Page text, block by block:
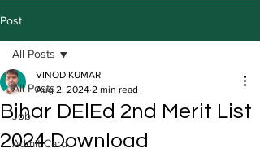
Post
All Posts
Job
Admit Card
All Posts
Bihar DElEd 2nd Merit List
2024 Download
VINOD KUMAR
Aug 2, 2024 2 min read